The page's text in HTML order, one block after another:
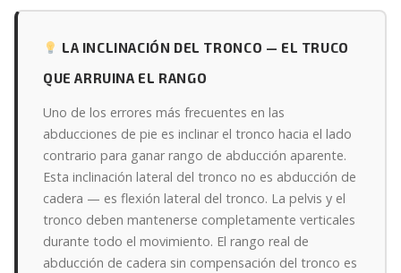
LA INCLINACIÓN DEL TRONCO — EL TRUCO
QUE ARRUINA EL RANGO
Uno de los errores más frecuentes en las
abducciones de pie es inclinar el tronco hacia el lado
contrario para ganar rango de abducción aparente.
Esta inclinación lateral del tronco no es abducción de
cadera — es flexión lateral del tronco. La pelvis y el
tronco deben mantenerse completamente verticales
durante todo el movimiento. El rango real de
abducción de cadera sin compensación del tronco es